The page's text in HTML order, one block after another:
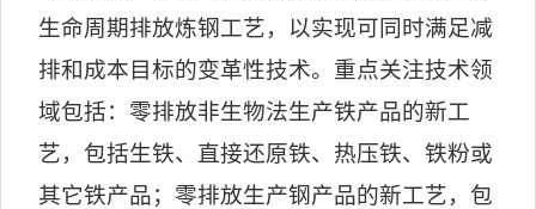
生命周期排放炼钢工艺，以实现可同时满足减
排和成本目标的变革性技术。重点关注技术领
域包括：零排放非生物法生产铁产品的新工
艺，包括生铁、直接还原铁、热压铁、铁粉或
其它铁产品；零排放生产钢产品的新工艺，包